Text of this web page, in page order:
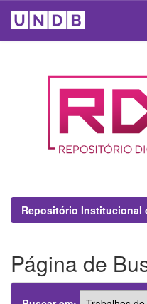
Repositório Institucional
Página de